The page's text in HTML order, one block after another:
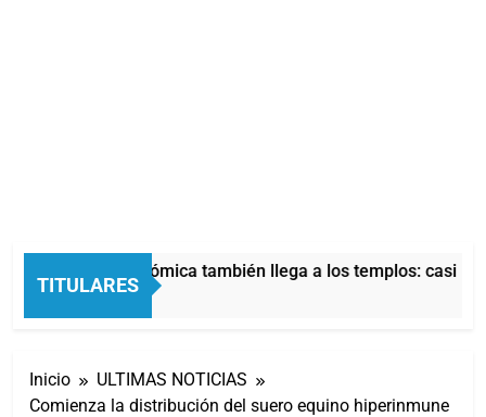
TITULARES
La crisis económica también llega a los templos: casi la
13 Horas Atrás
Inicio
ULTIMAS NOTICIAS
Comienza la distribución del suero equino hiperinmune